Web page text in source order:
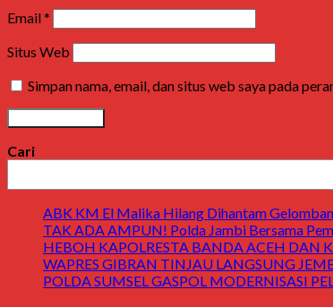
Email*
Situs Web
Simpan nama, email, dan situs web saya pada
Cari
ABK KM El Malika Hilang Dihantam
TAK ADA AMPUN! Polda Jambi Bersama
HEBOH KAPOLRESTA BANDA ACEH DAN
WAPRES GIBRAN TINJAU LANGSUNG
POLDA SUMSEL GASPOL MODERNISASI